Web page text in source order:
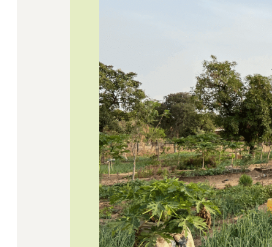
Mitglied werden